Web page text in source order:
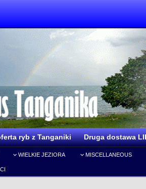
ryb z Tanganiki Druga dostawa
WIELKIE JEZIORA MISCELLANEOUS